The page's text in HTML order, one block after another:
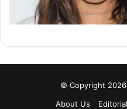
© Copyright
About Us